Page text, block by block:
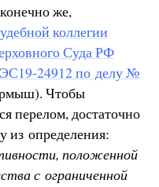
же,
коллегии
Суда РФ
24912 по делу №
Чтобы
перелом, достаточно
из определения:
положенной
с ограниченной